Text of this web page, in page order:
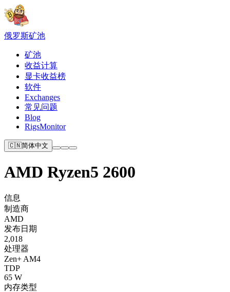
俄罗斯矿池
矿池
收益计算
显卡收益榜
软件
Exchanges
常见问题
Blog
RigsMonitor
🇨🇳简体中文
AMD Ryzen5 2600
信息
制造商
AMD
发布日期
2,018
处理器
Zen+ AM4
TDP
65 W
内存类型